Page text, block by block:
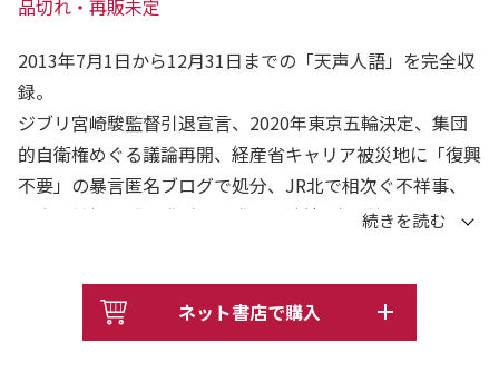
品切れ・再販未定
2013年7月1日から12月31日までの「天声人語」を完全収
録。
ジブリ宮崎駿監督引退宣言、2020年東京五輪決定、集団
的自衛権めぐる議論再開、経産省キャリア被災地に「復興
不要」の暴言匿名ブログで処分、JR北で相次ぐ不祥事、
小泉元首相の「原発ゼロ」発言に波紋、）「解雇特区」に
名、台風26号の直撃した伊豆大島で記録的な大雨・死者
10人超、「アンパンマン」やなせたかしさん逝く、創設9
年で東北楽天日本一、有名百貨店・ホテルで相次ぐ食品偽
ネット書店で購入